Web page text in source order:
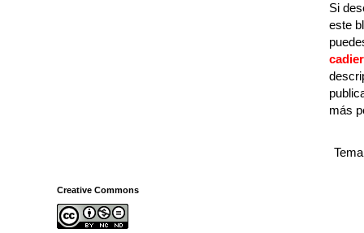
Si
este
más
Creative Commons